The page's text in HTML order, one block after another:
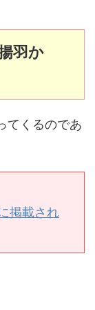
羽か
てくるのであ
掲載され